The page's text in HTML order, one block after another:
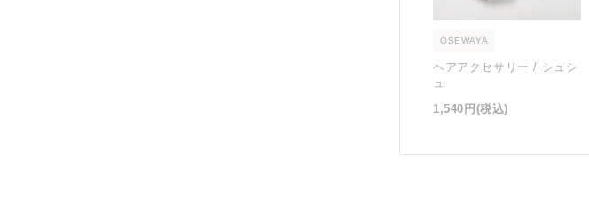
OSEWAYA
ヘアアクセサリー / シュシ
ュ
1,540円 (税込)